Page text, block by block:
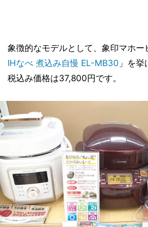
象徴的なモデルとして、象印マホー
IHなべ 煮込み自慢 EL-MB30 」を挙
税込み価格は37,800円です。